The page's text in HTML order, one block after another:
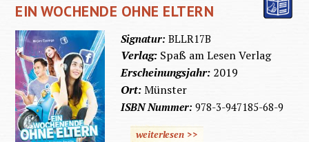
EIN WOCHENDE OHNE ELTERN
Signatur:BLLR17B
Verlag: Spaß am Lesen Verlag
Erscheinungsjahr: 2019
Ort:Münster
ISBN Nummer:978-3-947185-68-9
weiterlesen >>